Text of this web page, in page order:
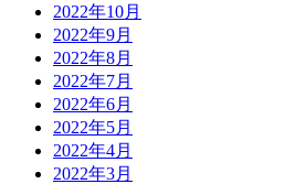
2022年10月
2022年9月
2022年8月
2022年7月
2022年6月
2022年5月
2022年4月
2022年3月